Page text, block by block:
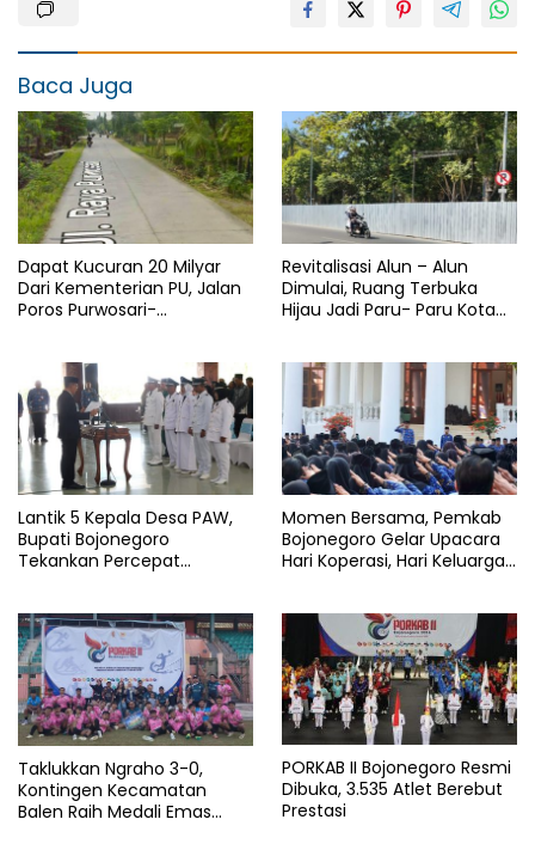
Baca Juga
Dapat Kucuran 20 Milyar
Dari Kementerian PU, Jalan
Poros Purwosari-
Revitalisasi Alun – Alun
Dimulai, Ruang Terbuka
Hijau Jadi Paru- Paru Kota
Lantik 5 Kepala Desa PAW,
Bupati Bojonegoro
Tekankan Percepat
Momen Bersama, Pemkab
Bojonegoro Gelar Upacara
Hari Koperasi, Hari Keluarga
Taklukkan Ngraho 3-0,
Kontingen Kecamatan
Balen Raih Medali Emas
PORKAB II Bojonegoro Resmi
Dibuka, 3.535 Atlet Berebut
Prestasi